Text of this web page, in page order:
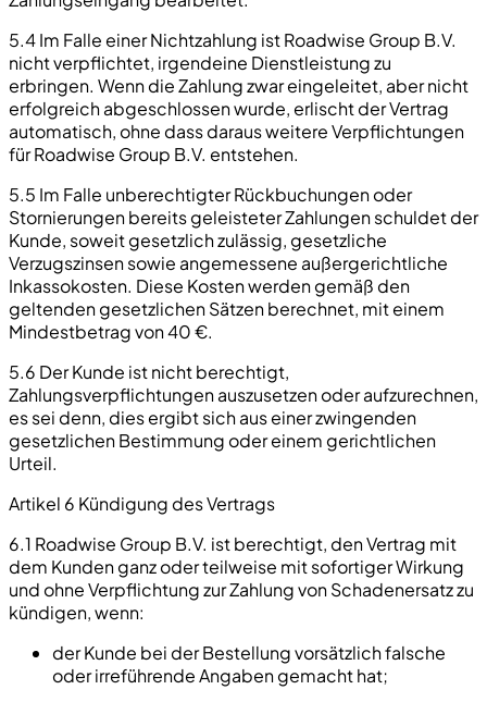
5.4 Im Falle einer Nichtzahlung ist Roadwise Group B.V.
nicht verpflichtet, irgendeine Dienstleistung zu
erbringen. Wenn die Zahlung zwar eingeleitet, aber nicht
erfolgreich abgeschlossen wurde, erlischt der Vertrag
automatisch, ohne dass daraus weitere Verpflichtungen
für Roadwise Group B.V. entstehen.
5.5 Im Falle unberechtigter Rückbuchungen oder
Stornierungen bereits geleisteter Zahlungen schuldet der
Kunde, soweit gesetzlich zulässig, gesetzliche
Verzugszinsen sowie angemessene außergerichtliche
Inkassokosten. Diese Kosten werden gemäß den
geltenden gesetzlichen Sätzen berechnet, mit einem
Mindestbetrag von 40 €.
5.6 Der Kunde ist nicht berechtigt,
Zahlungsverpflichtungen auszusetzen oder aufzurechnen,
es sei denn, dies ergibt sich aus einer zwingenden
gesetzlichen Bestimmung oder einem gerichtlichen
Urteil.
Artikel 6 Kündigung des Vertrags
6.1 Roadwise Group B.V. ist berechtigt, den Vertrag mit
dem Kunden ganz oder teilweise mit sofortiger Wirkung
und ohne Verpflichtung zur Zahlung von Schadenersatz zu
kündigen, wenn:
der Kunde bei der Bestellung vorsätzlich falsche
oder irreführende Angaben gemacht hat;